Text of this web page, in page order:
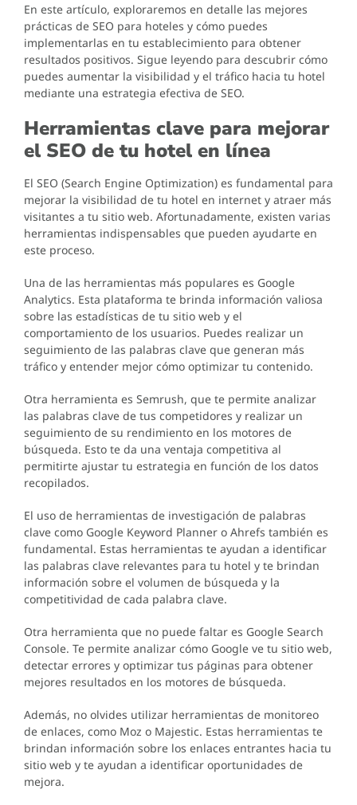
En este artículo, exploraremos en detalle las mejores
prácticas de SEO para hoteles y cómo puedes
implementarlas en tu establecimiento para obtener
resultados positivos. Sigue leyendo para descubrir cómo
puedes aumentar la visibilidad y el tráfico hacia tu hotel
mediante una estrategia efectiva de SEO.
Herramientas clave para mejorar
el SEO de tu hotel en línea
El SEO (Search Engine Optimization) es fundamental para
mejorar la visibilidad de tu hotel en internet y atraer más
visitantes a tu sitio web. Afortunadamente, existen varias
herramientas indispensables que pueden ayudarte en
este proceso.
Una de las herramientas más populares es Google
Analytics. Esta plataforma te brinda información valiosa
sobre las estadísticas de tu sitio web y el
comportamiento de los usuarios. Puedes realizar un
seguimiento de las palabras clave que generan más
tráfico y entender mejor cómo optimizar tu contenido.
Otra herramienta es Semrush, que te permite analizar
las palabras clave de tus competidores y realizar un
seguimiento de su rendimiento en los motores de
búsqueda. Esto te da una ventaja competitiva al
permitirte ajustar tu estrategia en función de los datos
recopilados.
El uso de herramientas de investigación de palabras
clave como Google Keyword Planner o Ahrefs también es
fundamental. Estas herramientas te ayudan a identificar
las palabras clave relevantes para tu hotel y te brindan
información sobre el volumen de búsqueda y la
competitividad de cada palabra clave.
Otra herramienta que no puede faltar es Google Search
Console. Te permite analizar cómo Google ve tu sitio web,
detectar errores y optimizar tus páginas para obtener
mejores resultados en los motores de búsqueda.
Además, no olvides utilizar herramientas de monitoreo
de enlaces, como Moz o Majestic. Estas herramientas te
brindan información sobre los enlaces entrantes hacia tu
sitio web y te ayudan a identificar oportunidades de
mejora.